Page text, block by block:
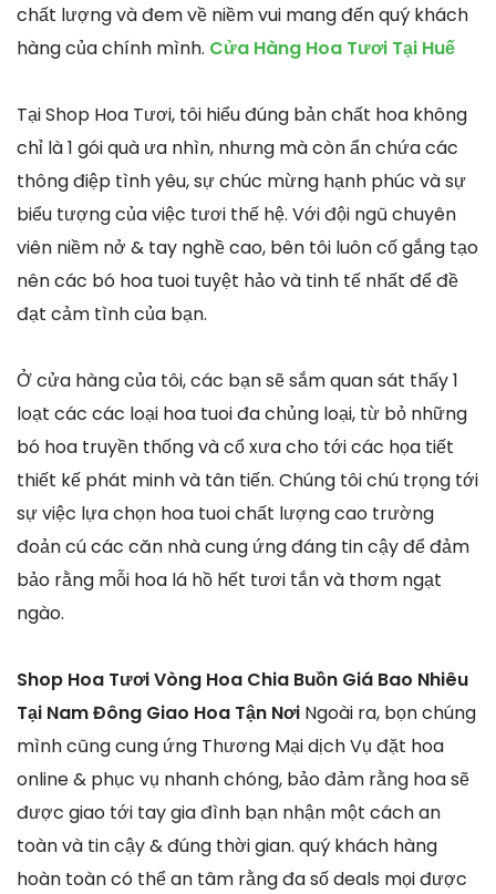
chất lượng và đem về niềm vui mang đến quý khách
hàng của chính mình. Cửa Hàng Hoa Tươi Tại Huế
Tại Shop Hoa Tươi, tôi hiểu đúng bản chất hoa không
chỉ là 1 gói quà ưa nhìn, nhưng mà còn ẩn chứa các
thông điệp tình yêu, sự chúc mừng hạnh phúc và sự
biểu tượng của việc tươi thế hệ. Với đội ngũ chuyên
viên niềm nở & tay nghề cao, bên tôi luôn cố gắng tạo
nên các bó hoa tuoi tuyệt hảo và tinh tế nhất để đề
đạt cảm tình của bạn.
Ở cửa hàng của tôi, các bạn sẽ sắm quan sát thấy 1
loạt các các loại hoa tuoi đa chủng loại, từ bỏ những
bó hoa truyền thống và cổ xưa cho tới các họa tiết
thiết kế phát minh và tân tiến. Chúng tôi chú trọng tới
sự việc lựa chọn hoa tuoi chất lượng cao trường
đoản cú các căn nhà cung ứng đáng tin cậy để đảm
bảo rằng mỗi hoa lá hồ hết tươi tắn và thơm ngạt
ngào.
Shop Hoa Tươi Vòng Hoa Chia Buồn Giá Bao Nhiêu
Tại Nam Đông Giao Hoa Tận Nơi Ngoài ra, bọn chúng
mình cũng cung ứng Thương Mại dịch Vụ đặt hoa
online & phục vụ nhanh chóng, bảo đảm rằng hoa sẽ
được giao tới tay gia đình bạn nhận một cách an
toàn và tin cậy & đúng thời gian. quý khách hàng
hoàn toàn có thể an tâm rằng đa số deals mọi được